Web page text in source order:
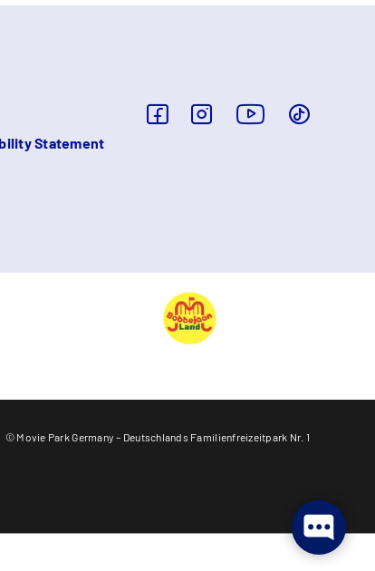
Statement
© Movie Park Germany – Deutschlands Familienfreizeitpark Nr. 1